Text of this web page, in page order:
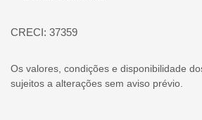
CRECI: 37359
Os valores, condições e disponibilidade
sujeitos a alterações sem aviso prévio.